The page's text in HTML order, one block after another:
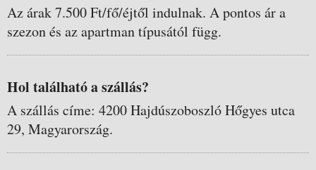
Az árak 7.500 Ft/fő/éjtől indulnak. A pontos ár a
szezon és az apartman típusától függ.
Hol található a szállás?
A szállás címe: 4200 Hajdúszoboszló Hőgyes utca
29, Magyarország.